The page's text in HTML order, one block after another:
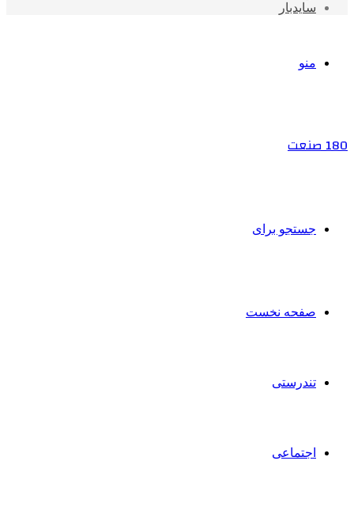
سایدبار
منو
180 صنعت
جستجو برای
صفحه نخست
تندرستی
اجتماعی